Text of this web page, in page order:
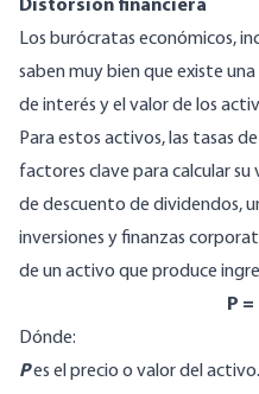
Distorsión financiera
Los burócratas económicos,
saben muy bien que existe
de interés y el valor de los
Para estos activos, las tasas
factores clave para calcular su
de descuento de dividendos,
inversiones y finanzas
de un activo que produce
P
Dónde:
Pes el precio o valor del activo.